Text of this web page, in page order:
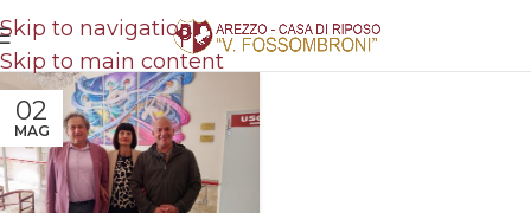
Skip to navigation
Skip to main content
02
MAG